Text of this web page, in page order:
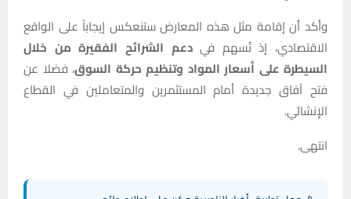
وأكد أن إقامة مثل هذه المعارض ستنعكس إيجاباً على الواقع
الاقتصادي، إذ تُسهم فيدعم الشرائح الفقيرة من خلال
السيطرة على أسعار المواد وتنظيم حركة السوق، فضلا عن
فتح آفاق جديدة أمام المستثمرين والمتعاملين في القطاع
الإنشائي.
انتهى.